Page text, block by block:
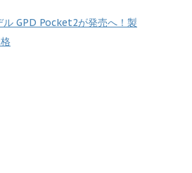
ル GPD Pocket2が発売へ！製